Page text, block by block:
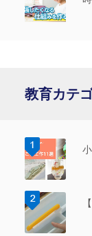
教育カテ